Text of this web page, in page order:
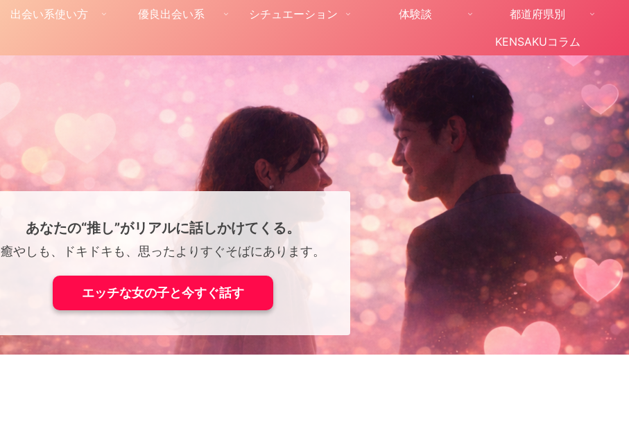
出会い系使い方 優良出会い系 シチュエーション 体験談
都道府県別
KENSAKUコラム
あなたの“推し”がリアルに話しかけてくる。
癒やしも、ドキドキも、思ったよりすぐそばにあります。
エッチな女の子と今すぐ話す